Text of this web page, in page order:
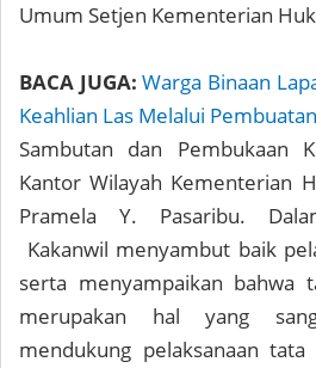
Umum Setjen Kementerian
BACA JUGA: Warga Binaan
Keahlian Las Melalui
Sambutan dan Pembukaan
Kantor Wilayah Kementerian
Pramela Y. Pasaribu.
Kakanwil menyambut baik
serta menyampaikan bahwa
merupakan hal yang
mendukung pelaksanaan